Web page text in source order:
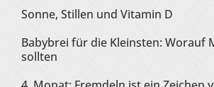
Sonne, Stillen und Vitamin D
Babybrei für die Kleinsten: Worauf
sollten